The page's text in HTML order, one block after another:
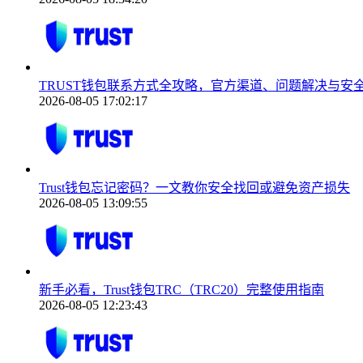
TRUST钱包联系方式全攻略，官方渠道、问题解决与安
2026-08-05 17:02:17
Trust钱包忘记密码？一文教你安全找回或避免资产损失
2026-08-05 13:09:55
新手必看，Trust钱包TRC（TRC20）完整使用指南
2026-08-05 12:23:43